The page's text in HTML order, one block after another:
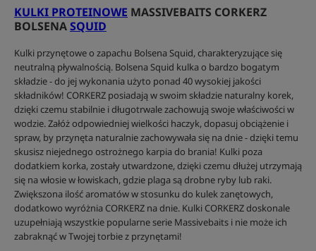
KULKI PROTEINOWE MASSIVEBAITS CORKERZ
BOLSENASQUID
Kulki przynętowe o zapachu Bolsena Squid, charakteryzujące się
neutralną pływalnością. Bolsena Squid kulka o bardzo bogatym
składzie - do jej wykonania użyto ponad 40 wysokiej jakości
składników! CORKERZ posiadają w swoim składzie naturalny korek,
dzięki czemu stabilnie i długotrwale zachowują swoje właściwości w
wodzie. Załóż odpowiedniej wielkości haczyk, dopasuj obciążenie i
spraw, by przynęta naturalnie zachowywała się na dnie - dzięki temu
skusisz niejednego ostrożnego karpia do brania! Kulki poza
dodatkiem korka, zostały utwardzone, dzięki czemu dłużej utrzymają
się na włosie w łowiskach, gdzie plaga są drobne ryby lub raki.
Zwiększona ilość aromatów w stosunku do kulek zanętowych,
dodatkowo wyróżnia CORKERZ na dnie. Kulki CORKERZ doskonale
uzupełniają wszystkie popularne serie Massivebaits i nie może ich
zabraknąć w Twojej torbie z przynętami!